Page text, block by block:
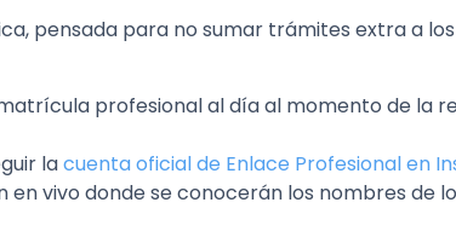
pensada para no sumar trámites extra a los
profesional al día al momento de la
lacuenta oficial de Enlace Profesional en
en vivo donde se conocerán los nombres de